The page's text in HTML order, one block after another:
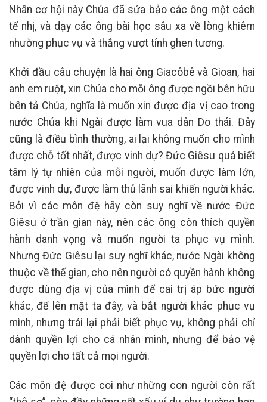
Nhân cơ hội này Chúa đã sửa bảo các ông một cách
tế nhị, và dạy các ông bài học sâu xa về lòng khiêm
nhường phục vụ và thắng vượt tính ghen tương.
Khởi đầu câu chuyện là hai ông Giacôbê và Gioan, hai
anh em ruột, xin Chúa cho mỗi ông được ngồi bên hữu
bên tả Chúa, nghĩa là muốn xin được địa vị cao trong
nước Chúa khi Ngài được làm vua dân Do thái. Đây
cũng là điều bình thường, ai lại không muốn cho mình
được chỗ tốt nhất, được vinh dự? Đức Giêsu quá biết
tâm lý tự nhiên của mỗi người, muốn được làm lớn,
được vinh dự, được làm thủ lãnh sai khiến người khác.
Bởi vì các môn đệ hãy còn suy nghĩ về nước Đức
Giêsu ở trần gian này, nên các ông còn thích quyền
hành danh vọng và muốn người ta phục vụ mình.
Nhưng Đức Giêsu lại suy nghĩ khác, nước Ngài không
thuộc về thế gian, cho nên người có quyền hành không
được dùng địa vị của mình để cai trị áp bức người
khác, để lên mặt ta đây, và bắt người khác phục vụ
mình, nhưng trái lại phải biết phục vụ, không phải chỉ
dành quyền lợi cho cá nhân mình, nhưng để bảo vệ
quyền lợi cho tất cả mọi người.
Các môn đệ được coi như những con người còn rất